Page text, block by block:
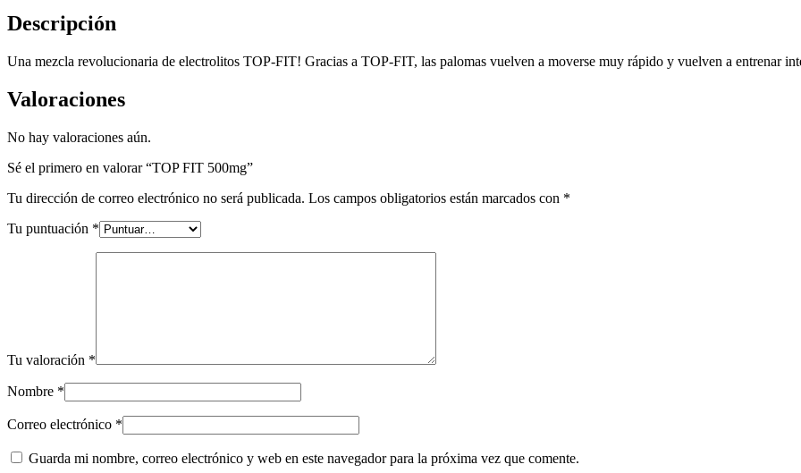
Descripción
Una mezcla revolucionaria de electrolitos TOP-FIT! Gracias a TOP-FIT, las palomas vuelven a moverse muy rápido y vuelven a entrenar
Valoraciones
No hay valoraciones aún.
Sé el primero en valorar “TOP FIT 500mg”
Tu dirección de correo electrónico no será publicada. Los campos obligatorios están marcados con *
Tu puntuación *
Tu valoración *
Nombre *
Correo electrónico *
Guarda mi nombre, correo electrónico y web en este navegador para la próxima vez que comente.